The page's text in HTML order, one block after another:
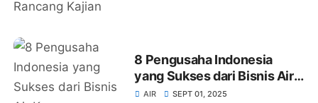
8 Pengusaha Indonesia
yang Sukses dari Bisnis Air
Kemasan
AIR SEPT 01, 2025